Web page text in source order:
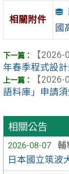
相關公告
2026-08-07
輔
日本國立筑波
相關附件
國
【2026-
年春季程式設計
【2026-
語料庫」申請